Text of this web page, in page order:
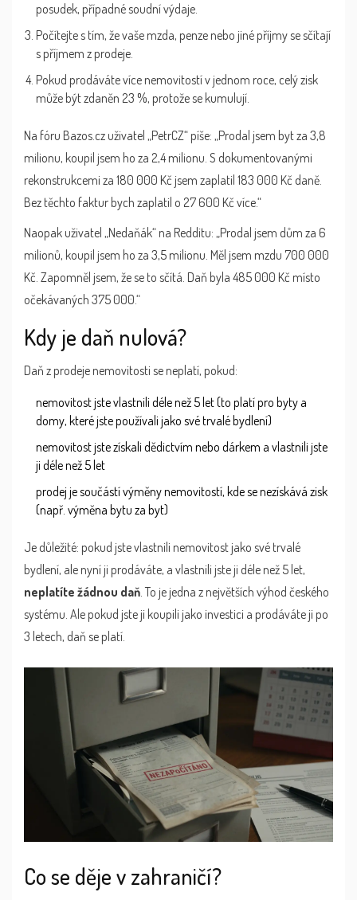
posudek, případné soudní výdaje.
Počítejte s tím, že vaše mzda, penze nebo jiné příjmy se sčítají
s příjmem z prodeje.
Pokud prodáváte více nemovitostí v jednom roce, celý zisk
může být zdaněn 23 %, protože se kumulují.
Na fóru Bazos.cz uživatel „PetrCZ“ píše: „Prodal jsem byt za 3,8
milionu, koupil jsem ho za 2,4 milionu. S dokumentovanými
rekonstrukcemi za 180 000 Kč jsem zaplatil 183 000 Kč daně.
Bez těchto faktur bych zaplatil o 27 600 Kč více.“
Naopak uživatel „Nedaňák“ na Redditu: „Prodal jsem dům za 6
milionů, koupil jsem ho za 3,5 milionu. Měl jsem mzdu 700 000
Kč. Zapomněl jsem, že se to sčítá. Daň byla 485 000 Kč místo
očekávaných 375 000.“
Kdy je daň nulová?
Daň z prodeje nemovitosti se neplatí, pokud:
nemovitost jste vlastnili déle než 5 let (to platí pro byty a
domy, které jste používali jako své trvalé bydlení)
nemovitost jste získali dědictvím nebo dárkem a vlastnili jste
ji déle než 5 let
prodej je součástí výměny nemovitostí, kde se nezískává zisk
(např. výměna bytu za byt)
Je důležité: pokud jste vlastnili nemovitost jako své trvalé
bydlení, ale nyní ji prodáváte, a vlastnili jste ji déle než 5 let,
neplatíte žádnou daň. To je jedna z největších výhod českého
systému. Ale pokud jste ji koupili jako investici a prodáváte ji po
3 letech, daň se platí.
Co se děje v zahraničí?